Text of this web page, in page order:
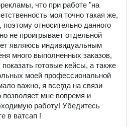
что при работе "на
моя точно такая же,
поэтому относительно данного
не проигрывает отдельной
являюсь индивидуальным
много выполненных заказов,
готовые кейсы, а также
моей профессиональной
важно, я всегда на связи
мне вовремя и
работу! Убедитесь
в ватсап !